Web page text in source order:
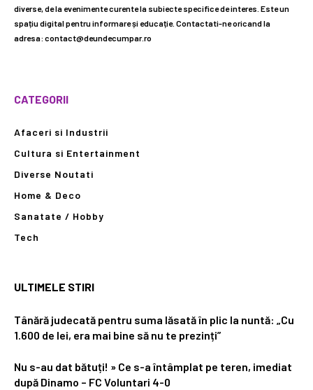
diverse, de la evenimente curente la subiecte specifice de interes. Este un
spațiu digital pentru informare și educație. Contactati-ne oricand la
adresa: contact@deundecumpar.ro
CATEGORII
Afaceri si Industrii
Cultura si Entertainment
Diverse Noutati
Home & Deco
Sanatate / Hobby
Tech
ULTIMELE STIRI
Tânără judecată pentru suma lăsată în plic la nuntă: „Cu
1.600 de lei, era mai bine să nu te prezinți”
Nu s-au dat bătuți! » Ce s-a întâmplat pe teren, imediat
după Dinamo – FC Voluntari 4-0